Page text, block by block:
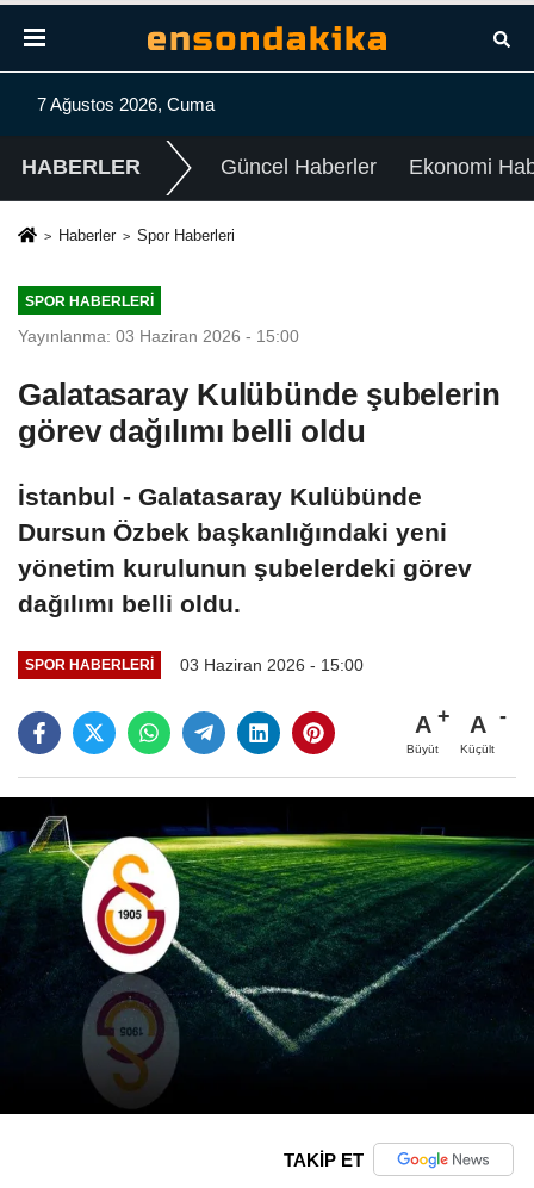
7 Ağustos 2026, Cuma
HABERLER Güncel Haberler Ekonomi
Haberler Spor Haberleri
SPOR HABERLERI
Yayınlanma: 03 Haziran 2026 - 15:00
Galatasaray Kulübünde şubelerin
görev dağılımı belli oldu
İstanbul - Galatasaray Kulübünde
Dursun Özbek başkanlığındaki yeni
yönetim kurulunun şubelerdeki görev
dağılımı belli oldu.
SPOR HABERLERI 03 Haziran 2026 - 15:00
A
Büyüt
A
Küçült
TAKİP ET